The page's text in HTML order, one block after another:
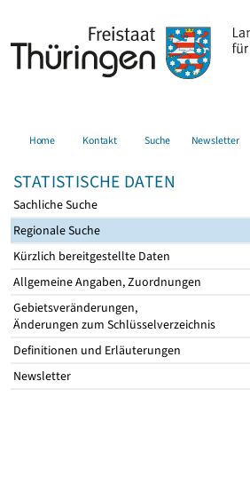
Home Kontakt Suche Newsletter
STATISTISCHE DATEN
Sachliche Suche
Regionale Suche
Kürzlich bereitgestellte Daten
Allgemeine Angaben, Zuordnungen
Gebietsveränderungen,
Änderungen zum Schlüsselverzeichnis
Definitionen und Erläuterungen
Newsletter